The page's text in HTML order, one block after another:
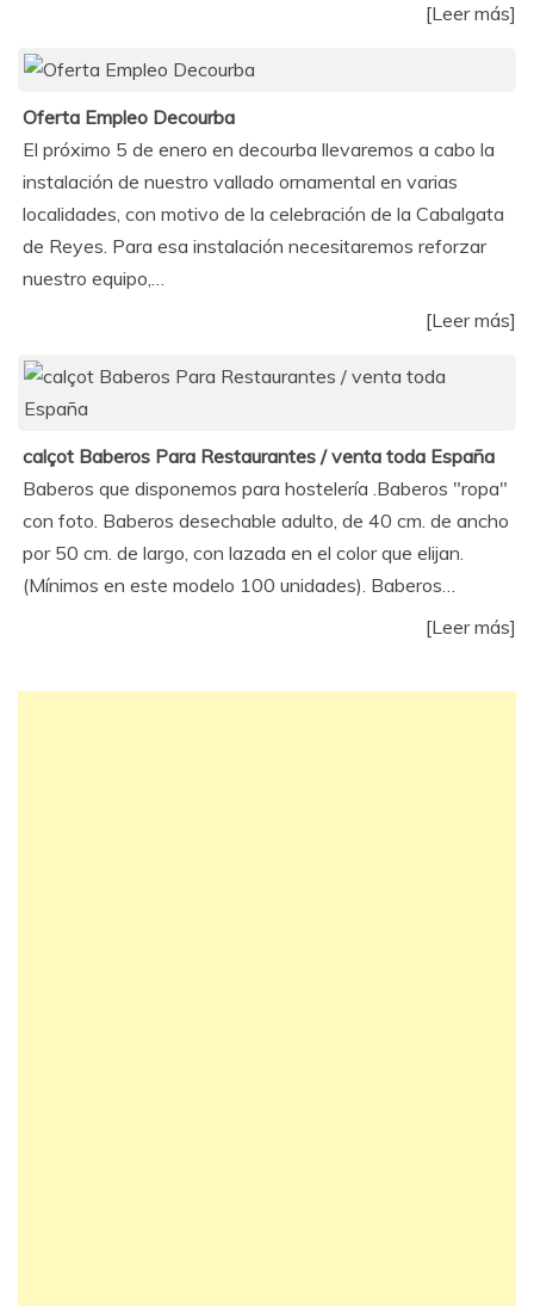
[Leer más]
Oferta Empleo Decourba
El próximo 5 de enero en decourba llevaremos a cabo la
instalación de nuestro vallado ornamental en varias
localidades, con motivo de la celebración de la Cabalgata
de Reyes. Para esa instalación necesitaremos reforzar
nuestro equipo,…
[Leer más]
calçot Baberos Para Restaurantes / venta toda España
Baberos que disponemos para hostelería .Baberos "ropa"
con foto. Baberos desechable adulto, de 40 cm. de ancho
por 50 cm. de largo, con lazada en el color que elijan.
(Mínimos en este modelo 100 unidades). Baberos…
[Leer más]